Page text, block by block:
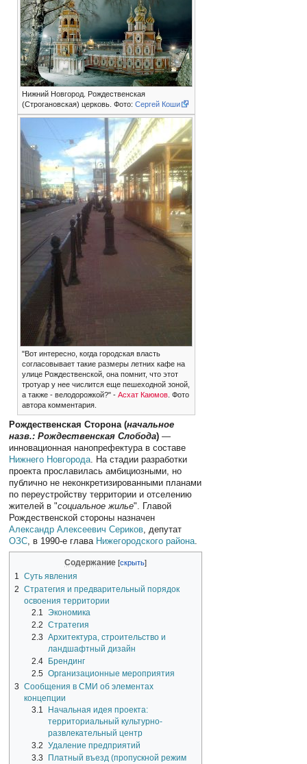
Нижний Новгород. Рождественская
(Строгановская) церковь. Фото: Сергей Коши
"Вот интересно, когда городская власть
согласовывает такие размеры летних кафе на
улице Рождественской, она помнит, что этот
тротуар у нее числится еще пешеходной зоной,
а также - велодорожкой?" - Асхат Каюмов. Фото
автора комментария.
Рождественская Сторона (начальное
назв.: Рождественская Слобода) —
инновационная нанопрефектура в составе
Нижнего Новгорода. На стадии разработки
проекта прославилась амбициозными, но
публично не неконкретизированными планами
по переустройству территории и отселению
жителей в "социальное жилье". Главой
Рождественской стороны назначен
Александр Алексеевич Сериков, депутат
ОЗС, в 1990-е глава Нижегородского района.
Содержание
1
Суть явления
2
Стратегия и предварительный порядок
освоения территории
2.1
Экономика
2.2 Стратегия
2.3 Архитектура, строительство и
ландшафтный дизайн
2.4
Брендинг
2.5 Организационные мероприятия
3
Сообщения в СМИ об элементах
концепции
3.1
Начальная идея проекта:
территориальный культурно-
развлекательный центр
3.2 Удаление предприятий
3.3
Платный въезд (пропускной режим